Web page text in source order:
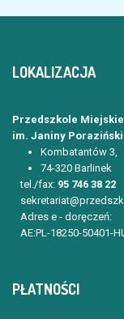
LOKALIZACJA
Przedszkole Miejskie
im. Janiny
Kombatantów 3,
74-320 Barlinek
tel./fax: 95 746 38 22
Adres e - doręczeń:
AE:PL-18250-50401-
PŁATNOŚCI